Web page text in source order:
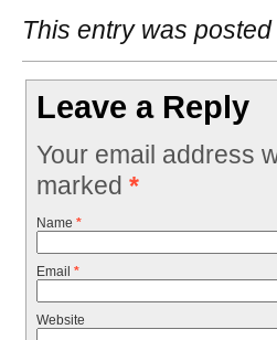
This entry was posted
Leave a Reply
Your email address
marked *
Name *
Email *
Website